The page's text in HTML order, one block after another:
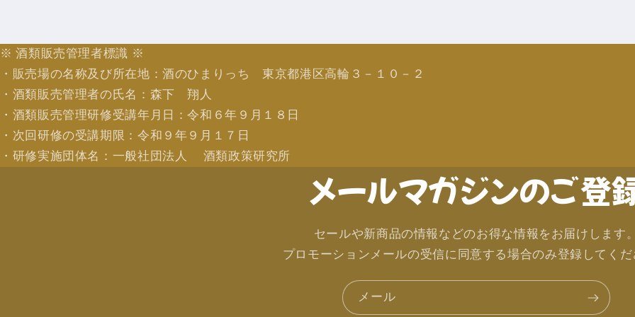
※ 酒類販売管理者標識 ※
・販売場の名称及び所在地：酒のひまりっち 東京都港区高輪３－１０－２
・酒類販売管理者の氏名：森下 翔人
・酒類販売管理研修受講年月日：令和６年９月１８日
・次回研修の受講期限：令和９年９月１７日
・研修実施団体名：一般社団法人 酒類政策研究所
メールマガジンのご登
セールや新商品の情報などのお得な情報をお届けします。
プロモーションメールの受信に同意する場合のみ登録してくだ
メール